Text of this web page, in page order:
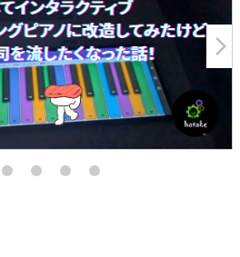
arrow_forward_ios